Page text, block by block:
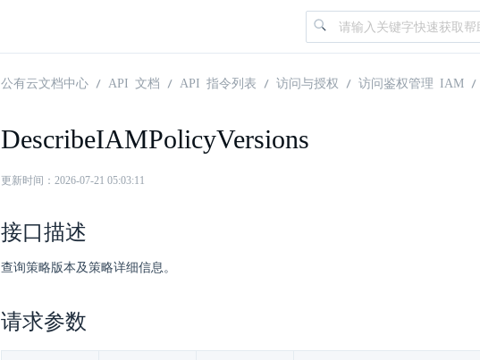
公有云文档中心 API 文档 API 指令列表 访问与授权 访问鉴权管理 IAM
DescribeIAMPolicyVersions
更新时间：2026-07-21 05:03:11
接口描述
查询策略版本及策略详细信息。
请求参数